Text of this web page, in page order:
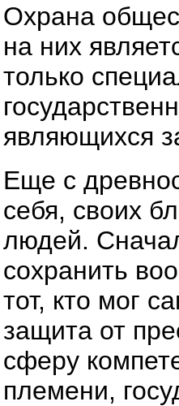
Охрана
на них
только
являющихся
Еще с
себя, своих
людей.
сохранить
тот, кто мог
защита от
сферу
племени,